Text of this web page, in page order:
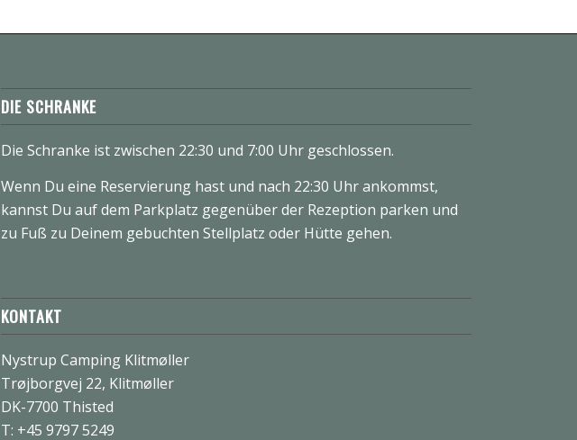
DIE SCHRANKE
Die Schranke ist zwischen 22:30 und 7:00 Uhr geschlossen.
Wenn Du eine Reservierung hast und nach 22:30 Uhr ankommst,
kannst Du auf dem Parkplatz gegenüber der Rezeption parken und
zu Fuß zu Deinem gebuchten Stellplatz oder Hütte gehen.
KONTAKT
Nystrup Camping Klitmøller
Trøjborgvej 22, Klitmøller
DK-7700 Thisted
T: +45 9797 5249